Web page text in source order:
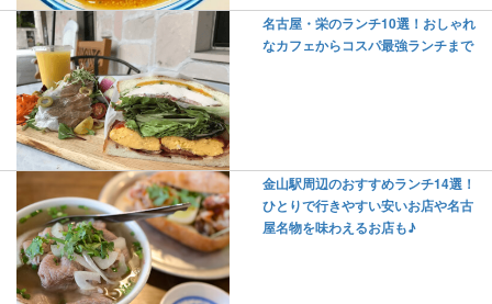
名古屋・栄のランチ10選！おしゃれ
なカフェからコスパ最強ランチまで
金山駅周辺のおすすめランチ14選！
ひとりで行きやすい安いお店や名古
屋名物を味わえるお店も♪